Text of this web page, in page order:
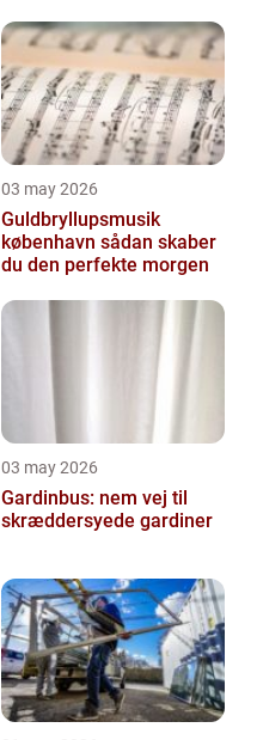
03 may 2026
Guldbryllupsmusik
københavn sådan skaber
du den perfekte morgen
03 may 2026
Gardinbus: nem vej til
skræddersyede gardiner